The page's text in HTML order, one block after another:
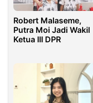
Robert Malaseme,
Putra Moi Jadi Wakil
Ketua III DPR